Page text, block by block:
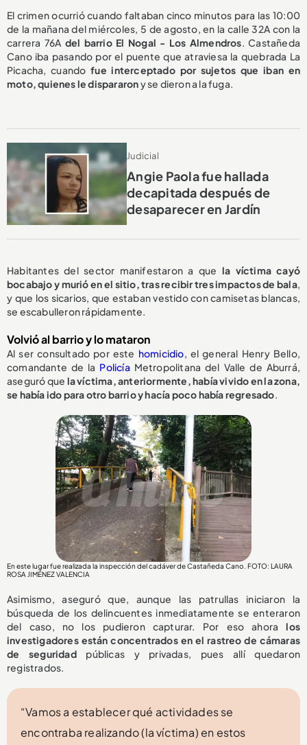
El crimen ocurrió cuando faltaban cinco minutos para las 10:00
de la mañana del miércoles, 5 de agosto, en la calle 32A con la
carrera 76A del barrio El Nogal - Los Almendros. Castañeda
Cano iba pasando por el puente que atraviesa la quebrada La
Picacha, cuandofue interceptado por sujetos que iban en
moto, quienes le dispararony se dieron a la fuga.
Judicial
Angie Paola fue hallada
decapitada después de
desaparecer en Jardín
Habitantes del sector manifestaron a que la víctima cayó
bocabajo y murió en el sitio, tras recibir tres impactos de bala,
y que los sicarios, que estaban vestido con camisetas blancas,
se escabulleron rápidamente.
Volvió al barrio y lo mataron
Al ser consultado por este homicidio, el general Henry Bello,
comandante de la Policía Metropolitana del Valle de Aburrá,
aseguró que la víctima, anteriormente, había vivido en la zona,
se había ido para otro barrio y hacía poco había regresado.
En este lugar fue realizada la inspección del cadáver de Castañeda Cano. FOTO: LAURA
ROSA JIMÉNEZ VALENCIA
Asimismo, aseguró que, aunque las patrullas iniciaron la
búsqueda de los delincuentes inmediatamente se enteraron
del caso, no los pudieron capturar. Por eso ahoralos
investigadores están concentrados en el rastreo de cámaras
de seguridad públicas y privadas, pues allí quedaron
registrados.
“Vamos a establecer qué actividades se
encontraba realizando (la víctima) en estos